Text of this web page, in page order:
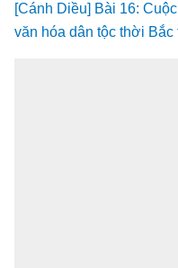
[Cánh Diều] Bài 16:
văn hóa dân tộc thời Bắc